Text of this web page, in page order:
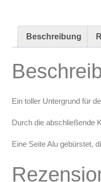
Beschreibung
Ein toller Untergrund für
Durch die abschließende
Eine Seite Alu gebürstet,